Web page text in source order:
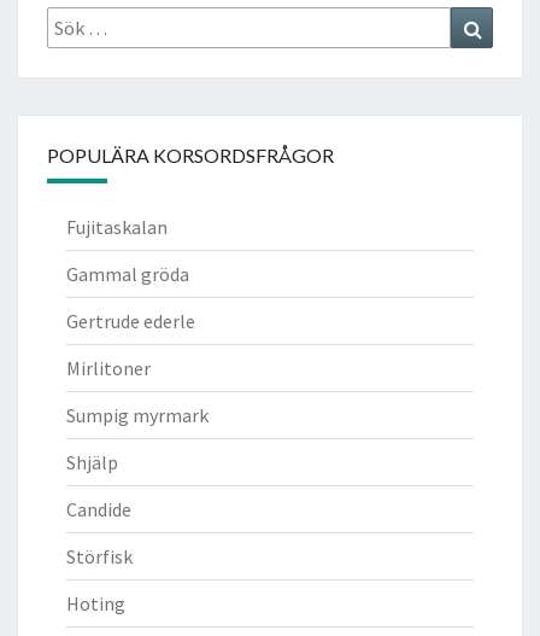
Sök
efter:
POPULÄRA KORSORDSFRÅGOR
Fujitaskalan
Gammal gröda
Gertrude ederle
Mirlitoner
Sumpig myrmark
Shjälp
Candide
Störfisk
Hoting